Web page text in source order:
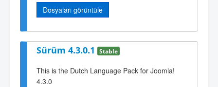
Dosyaları görüntüle
Sürüm 4.3.0.1 Stable
This is the Dutch Language Pack for Joomla!
4.3.0